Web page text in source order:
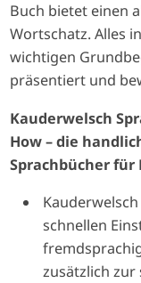
Buch bietet einen
Wortschatz. Alles
wichtigen
präsentiert und
Kauderwelsch
How – die
Sprachbücher für
schnellen
zusätzlich zur